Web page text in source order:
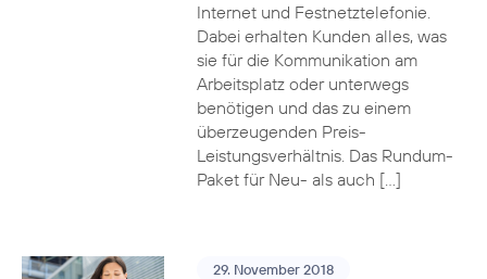
Internet und Festnetztelefonie.
Dabei erhalten Kunden alles, was
sie für die Kommunikation am
Arbeitsplatz oder unterwegs
benötigen und das zu einem
überzeugenden Preis-
Leistungsverhältnis. Das Rundum-
Paket für Neu- als auch […]
29. November 2018